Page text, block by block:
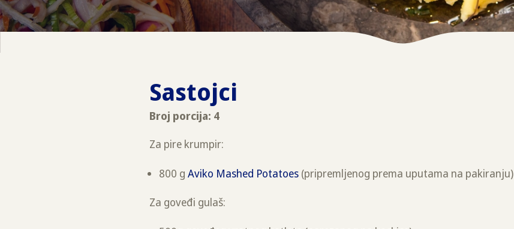
Sastojci
Broj porcija: 4
Za pire krumpir:
800 gAviko Mashed Potatoes (pripremljenog prema uputama na pakiranju)
Za goveđi gulaš: